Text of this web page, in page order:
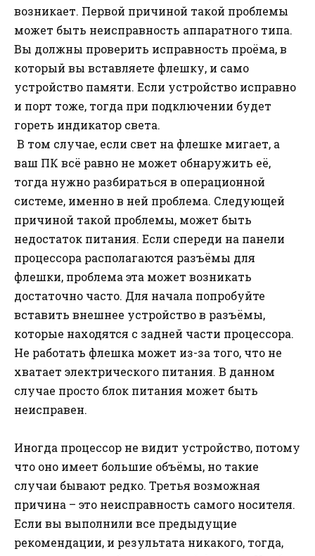
возникает. Первой причиной такой проблемы
может быть неисправность аппаратного типа.
Вы должны проверить исправность проёма, в
который вы вставляете флешку, и само
устройство памяти. Если устройство исправно
и порт тоже, тогда при подключении будет
гореть индикатор света.
В том случае, если свет на флешке мигает, а
ваш ПК всё равно не может обнаружить её,
тогда нужно разбираться в операционной
системе, именно в ней проблема. Следующей
причиной такой проблемы, может быть
недостаток питания. Если спереди на панели
процессора располагаются разъёмы для
флешки, проблема эта может возникать
достаточно часто. Для начала попробуйте
вставить внешнее устройство в разъёмы,
которые находятся с задней части процессора.
Не работать флешка может из-за того, что не
хватает электрического питания. В данном
случае просто блок питания может быть
неисправен.
Иногда процессор не видит устройство, потому
что оно имеет большие объёмы, но такие
случаи бывают редко. Третья возможная
причина – это неисправность самого носителя.
Если вы выполнили все предыдущие
рекомендации, и результата никакого, тогда,